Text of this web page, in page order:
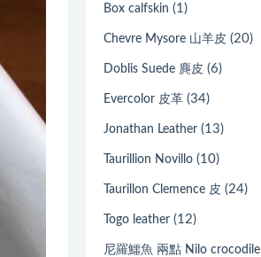
Box calfskin (1)
Chevre Mysore 山羊皮 (20)
Doblis Suede 麂皮 (6)
Evercolor 皮革 (34)
Jonathan Leather (13)
Taurillion Novillo (10)
Taurillon Clemence 皮 (24)
Togo leather (12)
尼羅鱷魚 兩點 Nilo crocodile